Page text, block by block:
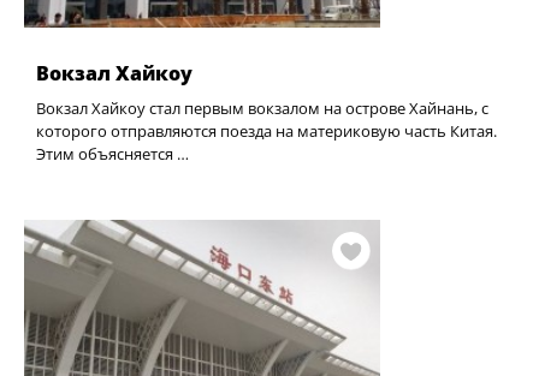
Вокзал Хайкоу
Вокзал Хайкоу стал первым вокзалом на острове Хайнань, с
которого отправляются поезда на материковую часть Китая.
Этим объясняется …